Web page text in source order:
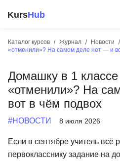
KursHub
Каталог курсов Журнал Новости
«отменили»? На самом деле нет — и
Домашку в 1 классе
«отменили»? На
вот в чём подвох
#НОВОСТИ 8 июля 2026
Если в сентябре учитель всё
первокласснику задание на
Маркетинг